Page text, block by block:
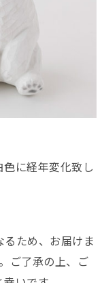
に経年変化致し
るため、お届けま
ご了承の上、ご